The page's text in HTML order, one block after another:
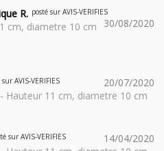
R. posté sur AVIS-VERIFIES
30/08/2020
cm, diametre 10 cm
sur AVIS-VERIFIES
20/07/2020
Hauteur 11 cm, diametre 10 cm
sur AVIS-VERIFIES
14/04/2020